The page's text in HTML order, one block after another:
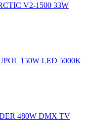
V2-1500 33W
150W LED 5000K
480W DMX TV